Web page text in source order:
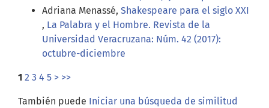
Adriana Menassé, Shakespeare para el siglo XXI
, La Palabra y el Hombre. Revista de la
Universidad Veracruzana: Núm. 42 (2017):
octubre-diciembre
1 2 3 4 5 > >>
También puede Iniciar una búsqueda de similitud